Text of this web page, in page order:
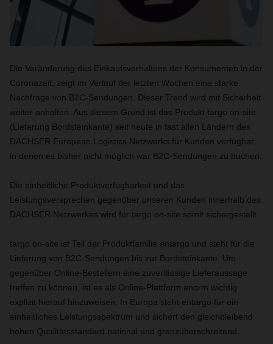
Die Veränderung des Einkaufsverhaltens der Konsumenten in der
Coronazeit, zeigt im Verlauf der letzten Wochen eine starke
Nachfrage von B2C-Sendungen. Dieser Trend wird mit Sicherheit
weiter anhalten. Aus diesem Grund ist das Produkt targo on-site
(Lieferung Bordsteinkante) seit heute in fast allen Ländern des
DACHSER European Logistics Netzwerks für Kunden verfügbar,
in denen es bisher nicht möglich war B2C-Sendungen zu buchen.
Die einheitliche Produktverfügbarkeit und das
Leistungsversprechen gegenüber unseren Kunden innerhalb des
DACHSER Netzwerkes wird für targo on-site somit sichergestellt.
targo on-site ist Teil der Produktfamilie entargo und steht für die
Lieferung von B2C-Sendungen bis zur Bordsteinkante. Um
gegenüber Online-Bestellern eine zuverlässige Lieferaussage
treffen zu können, ist es als Online-Plattform enorm wichtig
explizit hierauf hinzuweisen. In Europa steht entargo für ein
einheitliches Leistungsspektrum und sichert den gleichbleibend
hohen Qualitätsstandard national und grenzüberschreitend.